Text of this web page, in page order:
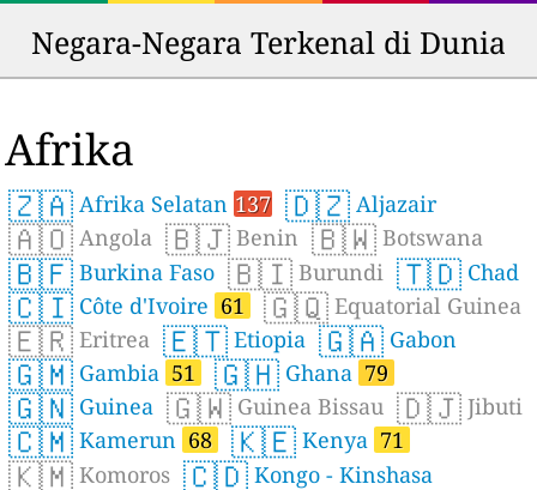
Negara-Negara Terkenal di Dunia
Afrika
🇿🇦 Afrika Selatan 137 🇩🇿 Aljazair
🇦🇴 Angola 🇧🇯 Benin 🇧🇼 Botswana
🇧🇫 Burkina Faso 🇧🇮 Burundi 🇹🇩 Chad
🇨🇮 Côte d'Ivoire 61 🇬🇶 Equatorial Guinea
🇪🇷 Eritrea 🇪🇹 Etiopia 🇬🇦 Gabon
🇬🇲 Gambia 51 🇬🇭 Ghana 79
🇬🇳 Guinea 🇬🇼 Guinea Bissau 🇩🇯 Jibuti
🇨🇲 Kamerun 68 🇰🇪 Kenya 71
🇰🇲 Komoros 🇨🇩 Kongo - Kinshasa